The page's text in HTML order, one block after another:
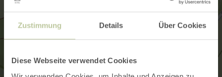
Zustimmung Details Über Cookies
Diese Webseite verwendet Cookies